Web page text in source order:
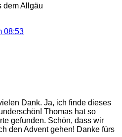
dem Allgäu
08:53
Dank. Ja, ich finde dieses
Thomas hat so
gefunden. Schön, dass wir
den Advent gehen! Danke fürs